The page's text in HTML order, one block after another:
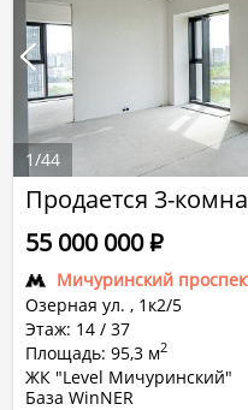
Продается 3-
Мичуринский
Озерная ул. , 1к2/5
Этаж: 14 / 37
Площадь: 95,3 м2
ЖК "Level Мичуринский"
55 000 000Р
База WinNER
1/44